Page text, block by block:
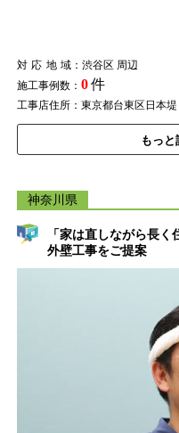
対応地域：渋谷区 周辺
施工事例数： 0件
工事店住所：東京都台東区日本堤
もっと
神奈川県
「家は直しながら長
外壁工事をご提案